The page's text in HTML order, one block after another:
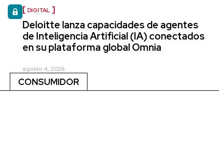
DIGITAL
Deloitte lanza capacidades de agentes
de Inteligencia Artificial (IA) conectados
en su plataforma global Omnia
agosto 4, 2026
CONSUMIDOR